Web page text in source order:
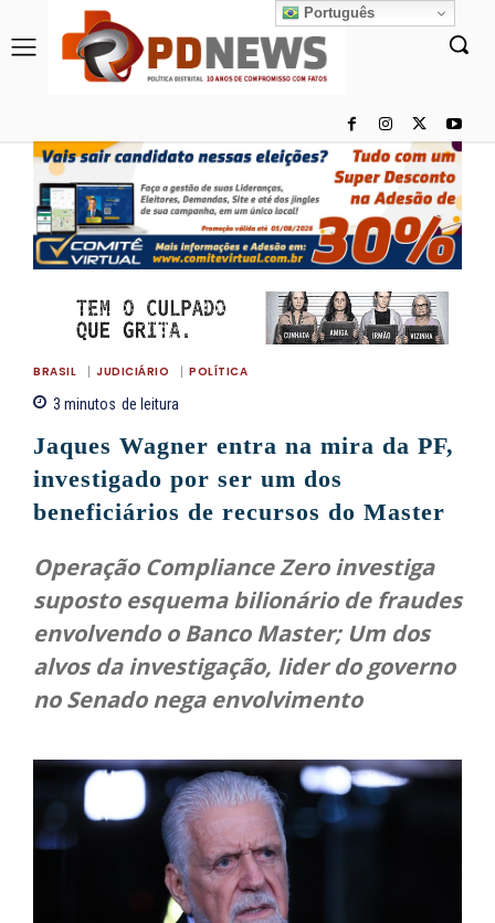
BRASIL JUDICIÁRIO POLÍTICA
3 minutos de leitura
Jaques Wagner entra na mira da PF,
investigado por ser um dos
beneficiários de recursos do Master
Operação Compliance Zero investiga
suposto esquema bilionário de fraudes
envolvendo o Banco Master; Um dos
alvos da investigação, lider do governo
no Senado nega envolvimento
Português